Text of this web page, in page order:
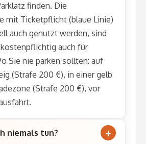
finden. Die
mit Ticketpflicht (blaue Linie)
auch genutzt werden, sind
auch für
Sie nie parken sollten: auf
(Strafe 200 €), in einer gelb
(Strafe 200 €), vor
niemals tun?